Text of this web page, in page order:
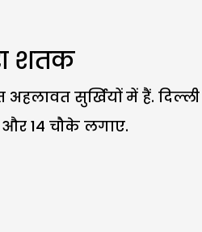
शतक
अहलावत सुर्खियों में हैं.
14 चौके लगाए.